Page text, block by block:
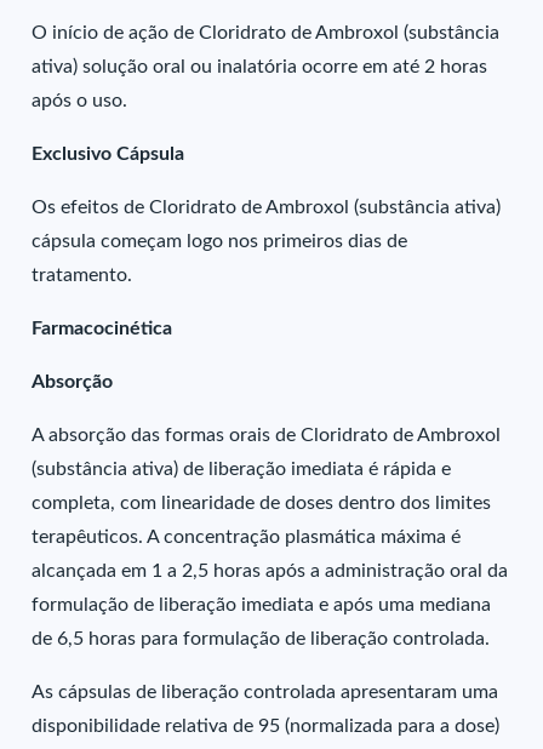
O início de ação de Cloridrato de Ambroxol (substância
ativa) solução oral ou inalatória ocorre em até 2 horas
após o uso.
Exclusivo Cápsula
Os efeitos de Cloridrato de Ambroxol (substância ativa)
cápsula começam logo nos primeiros dias de
tratamento.
Farmacocinética
Absorção
A absorção das formas orais de Cloridrato de Ambroxol
(substância ativa) de liberação imediata é rápida e
completa, com linearidade de doses dentro dos limites
terapêuticos. A concentração plasmática máxima é
alcançada em 1 a 2,5 horas após a administração oral da
formulação de liberação imediata e após uma mediana
de 6,5 horas para formulação de liberação controlada.
As cápsulas de liberação controlada apresentaram uma
disponibilidade relativa de 95 (normalizada para a dose)